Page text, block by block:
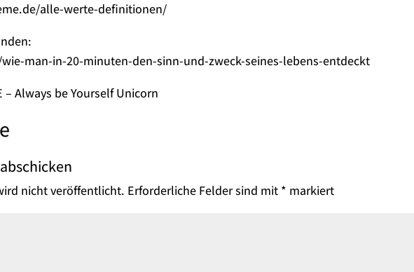
alle-werte-definitionen/
man-in-20-minuten-den-sinn-und-zweck-seines-lebens-entdeckt
– Always be Yourself Unicorn
nicht veröffentlicht. Erforderliche Felder sind mit * markiert